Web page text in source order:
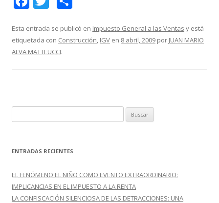
e
b
itt
er
m
p
Esta entrada se publicó en Impuesto General a las Ventas y está
etiquetada con Construcción, IGV en 8 abril, 2009 por JUAN MARIO
ALVA MATTEUCCI.
u
c
r
:
ENTRADAS RECIENTES
EL FENÓMENO EL NIÑO COMO EVENTO EXTRAORDINARIO:
IMPLICANCIAS EN EL IMPUESTO A LA RENTA
LA CONFISCACIÓN SILENCIOSA DE LAS DETRACCIONES: UNA